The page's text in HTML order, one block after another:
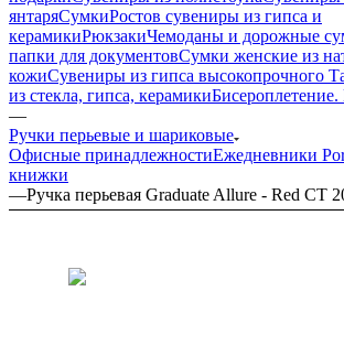
янтаряСумкиРостов сувениры из гипса и
керамикиРюкзакиЧемоданы и дорожные
папки для документовСумки женские из
кожиСувениры из гипса высокопрочного
из стекла, гипса, керамикиБисероплетение.
—
Ручки перьевые и шариковые
Офисные принадлежностиЕжедневники
книжки
—Ручка перьевая Graduate Allure - Red CT